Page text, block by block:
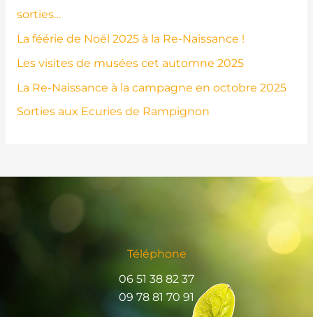
sorties…
La féérie de Noël 2025 à la Re-Naissance !
Les visites de musées cet automne 2025
La Re-Naissance à la campagne en octobre 2025
Sorties aux Ecuries de Rampignon
Téléphone
06 51 38 82 37
09 78 81 70 91